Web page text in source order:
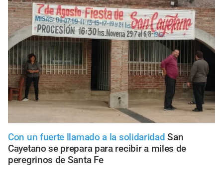
Con un fuerte llamado a la solidaridad San
Cayetano se prepara para recibir a miles de
peregrinos de Santa Fe